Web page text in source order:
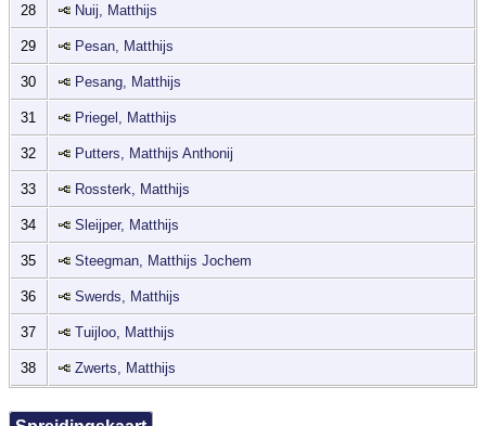
28 Nuij, Matthijs
29 Pesan, Matthijs
30 Pesang, Matthijs
31 Priegel, Matthijs
32 Putters, Matthijs Anthonij
33 Rossterk, Matthijs
34 Sleijper, Matthijs
35 Steegman, Matthijs Jochem
36 Swerds, Matthijs
37 Tuijloo, Matthijs
38 Zwerts, Matthijs